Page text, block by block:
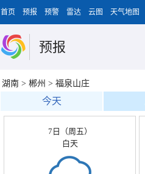
首页 预报 预警 雷达 云图 天气地图
预报
湖南 > 郴州 > 福泉山庄
今天
7日（周五）
白天